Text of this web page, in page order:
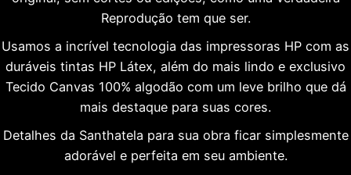
Reprodução tem que ser.
Usamos a incrível tecnologia das impressoras HP com as
duráveis tintas HP Látex, além do mais lindo e exclusivo
Tecido Canvas 100% algodão com um leve brilho que dá
mais destaque para suas cores.
Detalhes da Santhatela para sua obra ficar simplesmente
adorável e perfeita em seu ambiente.